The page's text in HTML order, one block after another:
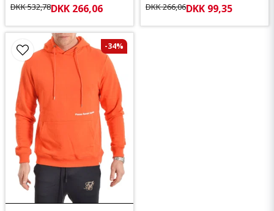
DKK 532,78DKK 266,06 DKK 266,06DKK 99,35
-34%